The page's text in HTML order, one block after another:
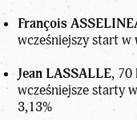
François
wcześniejszy start
Jean LASSALLE, 70
wcześniejsze starty
3,13%